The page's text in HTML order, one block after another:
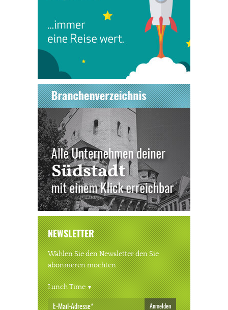
NEWSLETTER
Wählen Sie den Newsletter den Sie
abonnieren möchten.
Lunch Time
Anmelden